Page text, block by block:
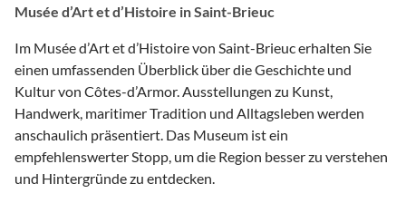
Musée d’Art et d’Histoire in Saint-Brieuc
Im Musée d’Art et d’Histoire von Saint-Brieuc erhalten Sie
einen umfassenden Überblick über die Geschichte und
Kultur von Côtes-d’Armor. Ausstellungen zu Kunst,
Handwerk, maritimer Tradition und Alltagsleben werden
anschaulich präsentiert. Das Museum ist ein
empfehlenswerter Stopp, um die Region besser zu verstehen
und Hintergründe zu entdecken.